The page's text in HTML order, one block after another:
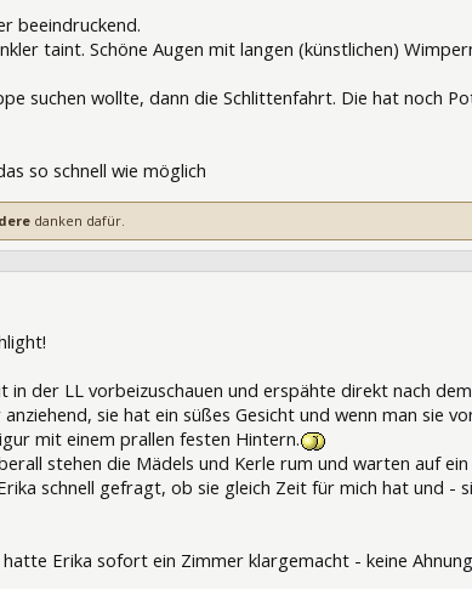
beeindruckend.
taint. Schöne Augen mit langen (künstlichen)
suchen wollte, dann die Schlittenfahrt. Die hat noch
so schnell wie möglich
danken dafür.
der LL vorbeizuschauen und erspähte direkt nach
sie hat ein süßes Gesicht und wenn man sie
mit einem prallen festen Hintern.
stehen die Mädels und Kerle rum und warten auf
schnell gefragt, ob sie gleich Zeit für mich hat und -
Erika sofort ein Zimmer klargemacht - keine